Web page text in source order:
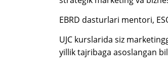
EBRD dasturlari mentori,
UJC kurslarida siz
yillik tajribaga asoslangan